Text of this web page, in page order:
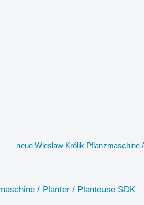
neue Wiesław Królik Pflanzmaschine /
/ Planter / Planteuse SDK